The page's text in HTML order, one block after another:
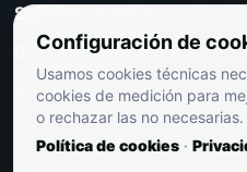
Solicitar reunión
Blog de marketing clínico
Ver precios
Configuración de
Usamos cookies técnicas
cookies de medición para
o rechazar las no necesarias.
Política de cookies ·